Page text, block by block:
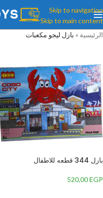
Skip to navigation
Skip to main content
الرئيسية » بازل ليجو مكعبات
بازل 344 قطعه للاطفال
520,00EGP